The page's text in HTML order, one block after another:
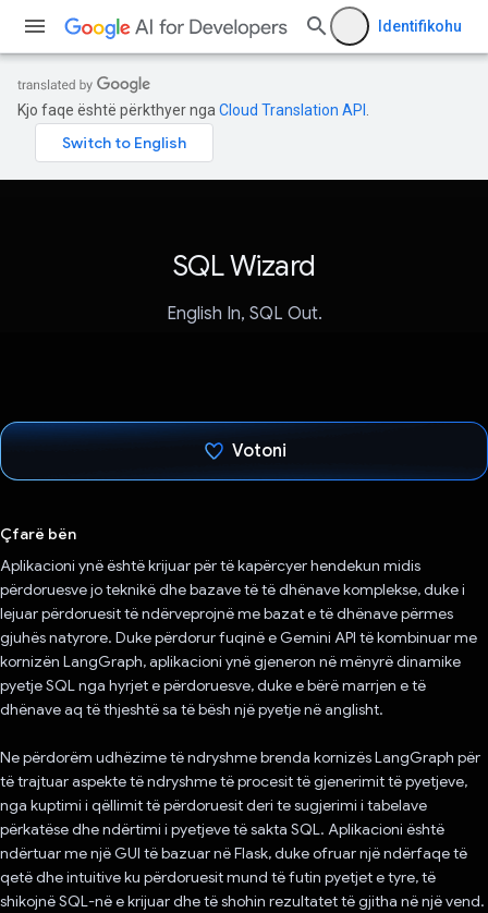
Identifikohu
Kjo faqe është përkthyer nga Cloud Translation API
SQL Wizard
English In, SQL Out.
Votoni
Çfarë bën
Aplikacioni ynë është krijuar për të kapërcyer hendekun midis
përdoruesve jo teknikë dhe bazave të të dhënave komplekse, duke i
lejuar përdoruesit të ndërveprojnë me bazat e të dhënave përmes
gjuhës natyrore. Duke përdorur fuqinë e Gemini API të kombinuar me
kornizën LangGraph, aplikacioni ynë gjeneron në mënyrë dinamike
pyetje SQL nga hyrjet e përdoruesve, duke e bërë marrjen e të
dhënave aq të thjeshtë sa të bësh një pyetje në anglisht.
Ne përdorëm udhëzime të ndryshme brenda kornizës LangGraph për
të trajtuar aspekte të ndryshme të procesit të gjenerimit të pyetjeve,
nga kuptimi i qëllimit të përdoruesit deri te sugjerimi i tabelave
përkatëse dhe ndërtimi i pyetjeve të sakta SQL. Aplikacioni është
ndërtuar me një GUI të bazuar në Flask, duke ofruar një ndërfaqe të
qetë dhe intuitive ku përdoruesit mund të futin pyetjet e tyre, të
shikojnë SQL-në e krijuar dhe të shohin rezultatet të gjitha në një vend.